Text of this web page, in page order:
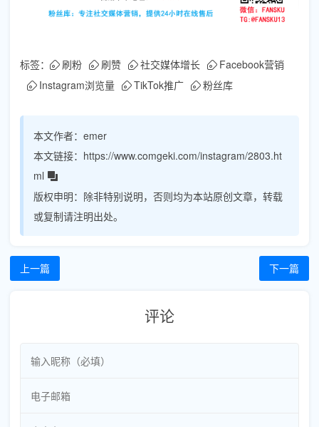
标签： 刷粉 刷赞 社交媒体增长
Facebook营销
Instagram浏览量
TikTok推广 粉丝库
本文作者： emer
本文链接： https://www.comgeki.com/instagram/2803.ht
ml
版权申明： 除非特别说明，否则均为本站原创文章，转载
或复制请注明出处。
上一篇 下一篇
评论